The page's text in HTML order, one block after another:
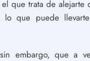
que trata de alejarte
lo que puede
embargo, que a